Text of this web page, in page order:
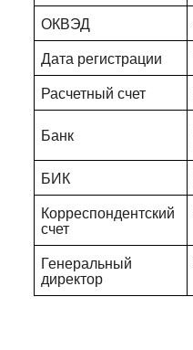
ОКВЭД
Дата регистрации
Расчетный счет
Банк
БИК
Корреспондентский
счет
Генеральный
директор